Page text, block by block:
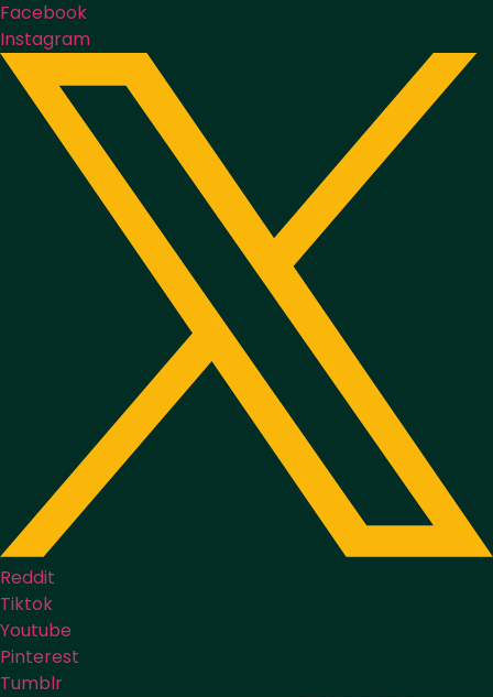
Facebook
Instagram
Reddit
Tiktok
Youtube
Pinterest
Tumblr